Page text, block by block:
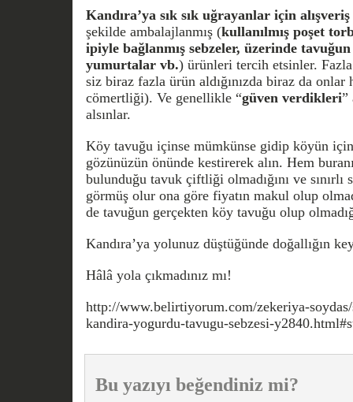
Kandıra’ya sık sık uğrayanlar için
şekilde ambalajlanmış (kullanılmış poşet
ipiyle bağlanmış sebzeler, üzerinde
yumurtalar vb.) ürünleri tercih etsinler.
siz biraz fazla ürün aldığınızda biraz da
cömertliği). Ve genellikle “güven verdikleri”
alsınlar.
Köy tavuğu içinse mümkünse gidip köyün
gözünüzün önünde kestirerek alın. Hem
bulunduğu tavuk çiftliği olmadığını ve sınırlı
görmüş olur ona göre fiyatın makul olup
de tavuğun gerçekten köy tavuğu olup
Kandıra’ya yolunuz düştüğünde doğallığın
Hâlâ yola çıkmadınız mı!
http://www.belirtiyorum.com/zekeriya-
kandira-yogurdu-tavugu-sebzesi-
Bu yazıyı beğendiniz mi?